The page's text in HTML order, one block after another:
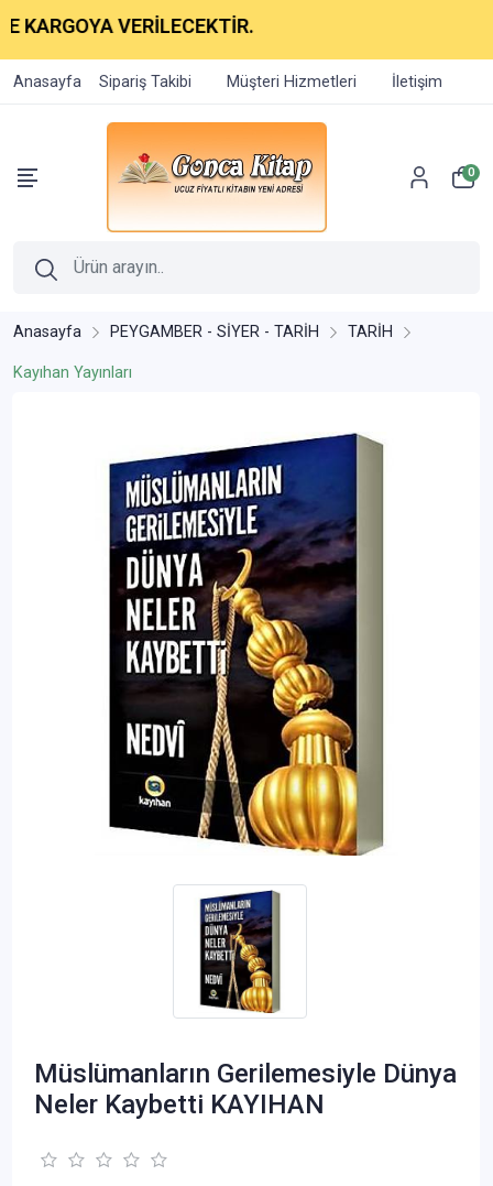
VERİLECEKTİR.
Anasayfa Sipariş Takibi Müşteri Hizmetleri İletişim
0
Anasayfa PEYGAMBER - SİYER - TARİH TARİH
Kayıhan Yayınları
Müslümanların Gerilemesiyle Dünya
Neler Kaybetti KAYIHAN